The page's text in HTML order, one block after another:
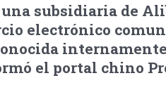
subsidiaria de
electrónico
el portal chino